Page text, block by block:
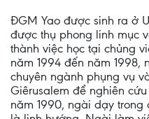
ĐGM Yao được sinh ra ở
được thụ phong linh mục
thành việc học tại chủng
năm 1994 đến năm 1998,
chuyên ngành phụng vụ
Giêrusalem để nghiên
năm 1990, ngài dạy